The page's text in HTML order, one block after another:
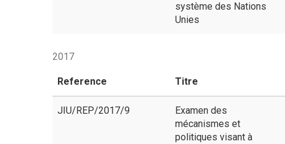
système des Nations
Unies
2017
Reference Titre
JIU/REP/2017/9
Examen des
mécanismes et
politiques visant à